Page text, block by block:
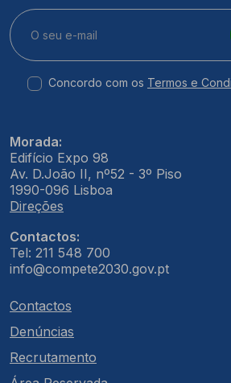
Concordo com os Termos e
Morada:
Edifício Expo 98
Av. D.João II, nº52 - 3º Piso
1990-096 Lisboa
Direções
Contactos:
Tel: 211 548 700
info@compete2030.gov.pt
Contactos
Denúncias
Recrutamento